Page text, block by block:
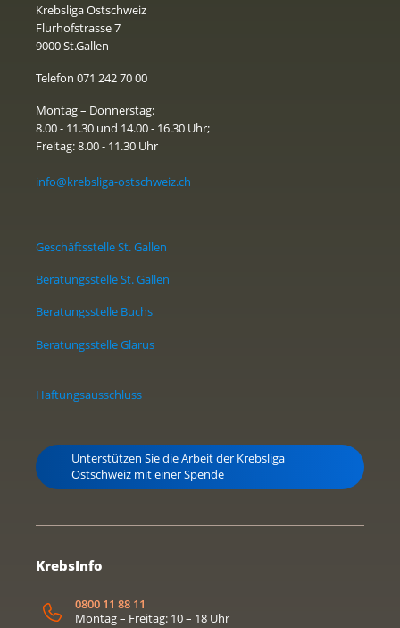
Krebsliga Ostschweiz
Flurhofstrasse 7
9000 St.Gallen
Telefon 071 242 70 00
Montag – Donnerstag:
8.00 - 11.30 und 14.00 - 16.30 Uhr;
Freitag: 8.00 - 11.30 Uhr
info@krebsliga-ostschweiz.ch
Geschäftsstelle St. Gallen
Beratungsstelle St. Gallen
Beratungsstelle Buchs
Beratungsstelle Glarus
Haftungsausschluss
Unterstützen Sie die Arbeit der Krebsliga
Ostschweiz mit einer Spende
KrebsInfo
0800 11 88 11
Montag – Freitag: 10 – 18 Uhr